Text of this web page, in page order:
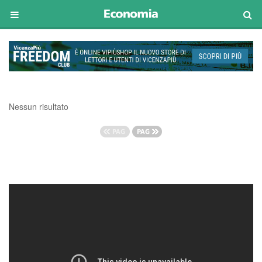
Nessun risultato